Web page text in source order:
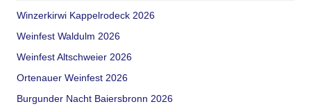
Winzerkirwi Kappelrodeck 2026
Weinfest Waldulm 2026
Weinfest Altschweier 2026
Ortenauer Weinfest 2026
Burgunder Nacht Baiersbronn 2026